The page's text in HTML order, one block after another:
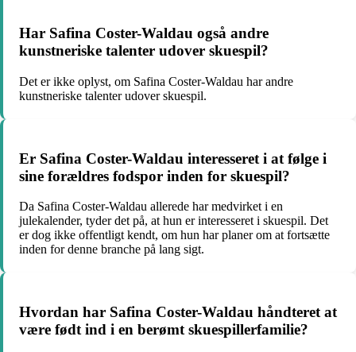
Har Safina Coster-Waldau også andre
kunstneriske talenter udover skuespil?
Det er ikke oplyst, om Safina Coster-Waldau har andre
kunstneriske talenter udover skuespil.
Er Safina Coster-Waldau interesseret i at følge i
sine forældres fodspor inden for skuespil?
Da Safina Coster-Waldau allerede har medvirket i en
julekalender, tyder det på, at hun er interesseret i skuespil. Det
er dog ikke offentligt kendt, om hun har planer om at fortsætte
inden for denne branche på lang sigt.
Hvordan har Safina Coster-Waldau håndteret at
være født ind i en berømt skuespillerfamilie?